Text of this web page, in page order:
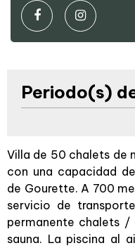
Periodo(s)
Villa de 50 chalets de
con una capacidad
de Gourette. A 700
servicio de
permanente chalets
sauna. La piscina al